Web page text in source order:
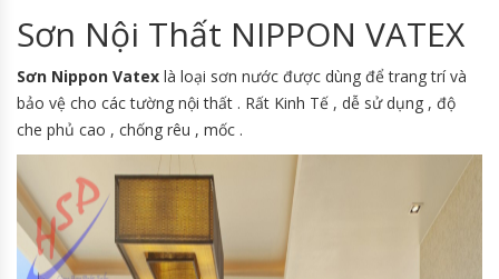
Sơn Nội Thất NIPPON VATEX
Sơn Nippon Vatex là loại sơn nước được dùng để trang trí và
bảo vệ cho các tường nội thất . Rất Kinh Tế , dễ sử dụng , độ
che phủ cao , chống rêu , mốc .